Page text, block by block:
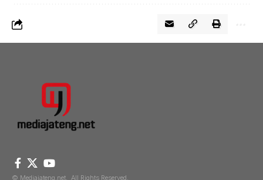
© Mediajateng.net. All Rights Reserved.